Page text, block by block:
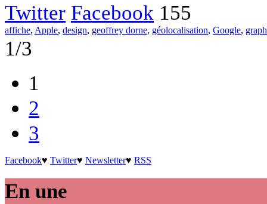
Twitter Facebook 155
affiche, Apple, design, geoffrey dorne, géolocalisation, Google,
1/3
1
2
3
Facebook♥ Twitter♥ Newsletter♥ RSS
En une